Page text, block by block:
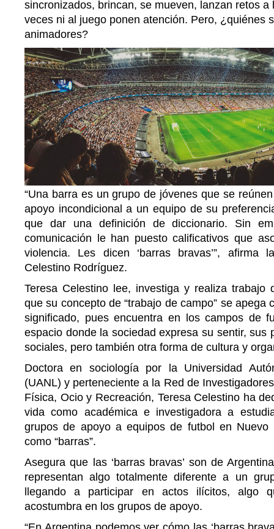
sincronizados, brincan, se mueven, lanzan retos
veces ni al juego ponen atención. Pero, ¿quiénes
animadores?
“Una barra es un grupo de jóvenes que se
apoyo incondicional a un equipo de su
que dar una definición de diccionario. Sin
comunicación le han puesto calificativos que
violencia. Les dicen ‘barras bravas’”, afirma
Celestino Rodríguez.
Teresa Celestino lee, investiga y realiza trabajo
que su concepto de “trabajo de campo” se apega
significado, pues encuentra en los campos de
espacio donde la sociedad expresa su sentir, sus
sociales, pero también otra forma de cultura y
Doctora en sociología por la Universidad
(UANL) y perteneciente a la Red de
Física, Ocio y Recreación, Teresa Celestino ha
vida como académica e investigadora a
grupos de apoyo a equipos de futbol en Nuevo
como “barras”.
Asegura que las ‘barras bravas’ son de
representan algo totalmente diferente a un
llegando a participar en actos ilícitos, algo
acostumbra en los grupos de apoyo.